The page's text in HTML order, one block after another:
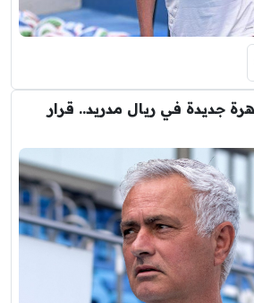
جديدة في ريال مدريد.. قرار